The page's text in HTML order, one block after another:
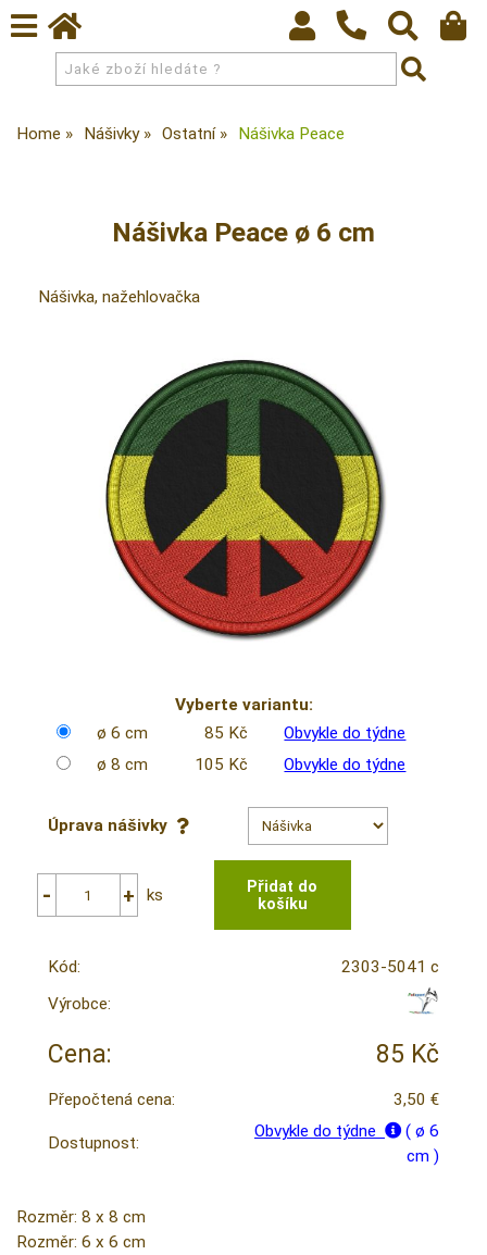
Home Nášivky Ostatní Nášivka Peace
Nášivka Peace ø 6 cm
Nášivka, nažehlovačka
Vyberte variantu:
ø 6 cm
85 Kč
Obvykle do týdne
ø 8 cm
105 Kč Obvykle do týdne
Úprava nášivky
ks
Kód:
2303-5041 c
Výrobce:
Cena: 85 Kč
Přepočtená cena: 3,50 €
Dostupnost:
Obvykle do týdne
( ø 6
cm )
Rozměr: 8 x 8 cm
Rozměr: 6 x 6 cm